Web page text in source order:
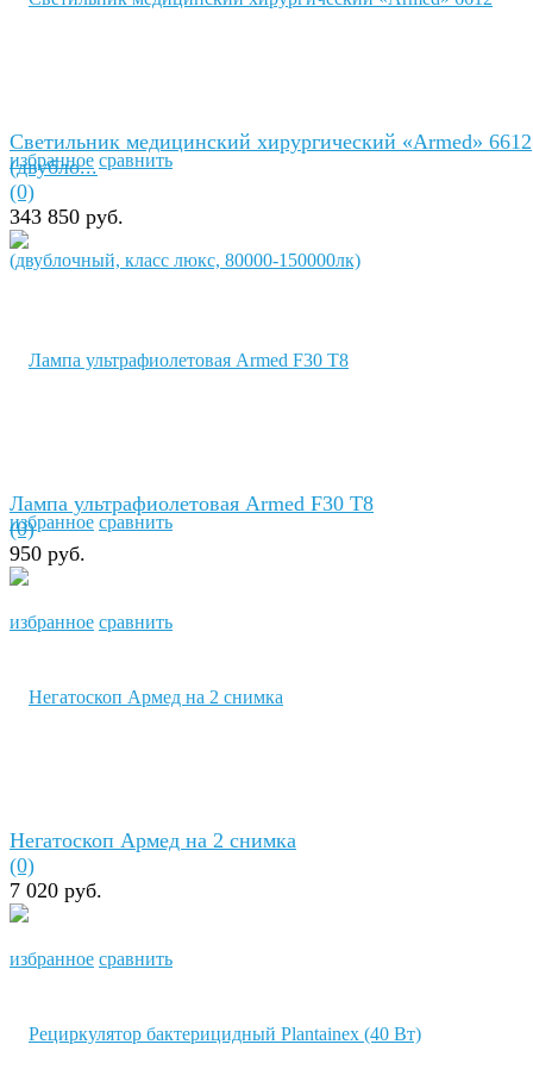
избранное сравнить
избранное сравнить
Светильник медицинский хирургический «Armed» 6612
(двубло...
(0)
343 850 руб.
избранное сравнить
Лампа ультрафиолетовая Armed F30 T8
(0)
950 руб.
избранное сравнить
Негатоскоп Армед на 2 снимка
(0)
7 020 руб.